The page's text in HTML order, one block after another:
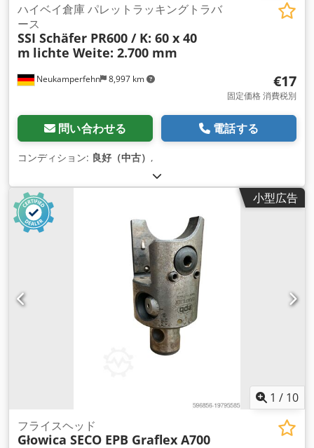
Neukamperfehn 8,997 km
ハイベイ倉庫 パレットラッキングトラバ
ース
SSI Schäfer PR600 / K: 60 x 40
m lichte Weite: 2.700 mm
€17
固定価格 消費税別
問い合わせる 電話する
コンディション: 良好（中古） ,
小型広告
1 / 10
フライスヘッド
Głowica SECO EPB Graflex A700